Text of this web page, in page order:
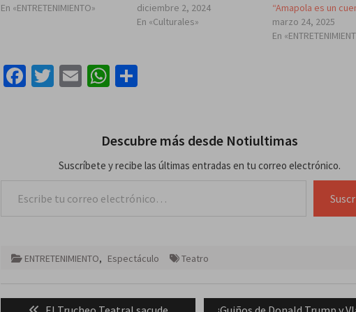
En «ENTRETENIMIENTO»
diciembre 2, 2024
En «Culturales»
“Amapola es un
marzo 24, 2025
En
Facebook
Twitter
EmailWhatsApp
Descubre más desde Notiultimas
Suscríbete y recibe las últimas entradas en tu correo electrónico.
ENTRETENIMIENTO, Espectáculo Teatro
Navegación